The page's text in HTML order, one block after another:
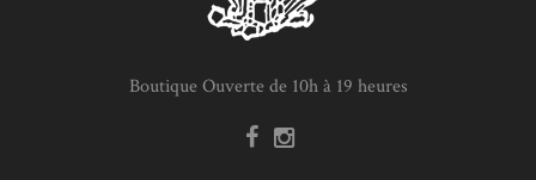
Boutique Ouverte de 10h à 19 heures